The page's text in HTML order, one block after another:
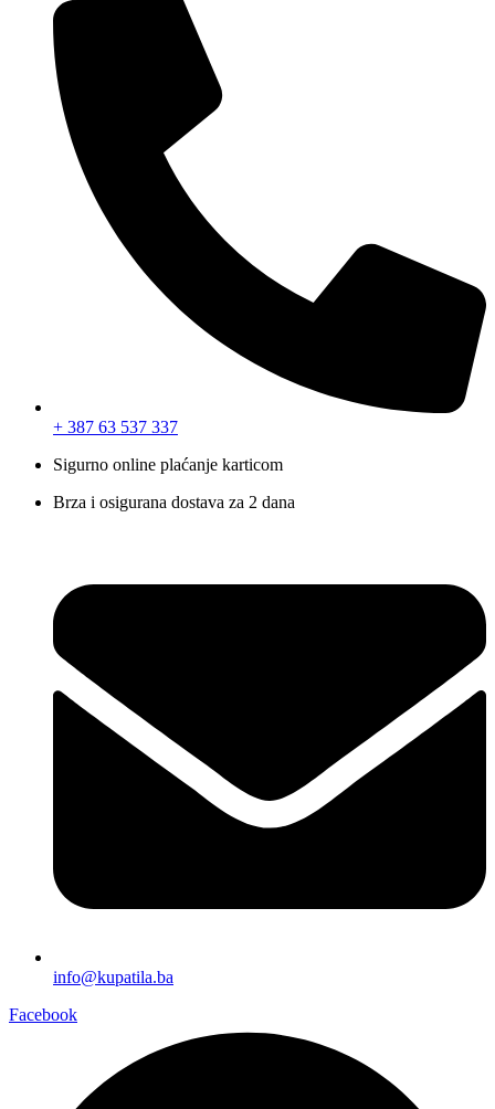
+ 387 63 537 337
Sigurno online plaćanje karticom
Brza i osigurana dostava za 2 dana
info@kupatila.ba
Facebook